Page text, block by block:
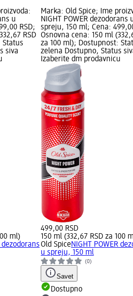
u
RSD;
RSD
Status
siva
ml)
dezodorans
Marka: Old Spice; Ime
NIGHT POWER dezodorans
spreju, 150 ml; Cena:
Osnovna cena: 150 ml
za 100 ml); Dostupnost:
zelena Dostupno, Status
Izaberite dm prodavnicu
499,00 RSD
150 ml (332,67 RSD za 100
Old SpiceNIGHT POWER
u spreju, 150 ml
(0)
Savet
Dostupno